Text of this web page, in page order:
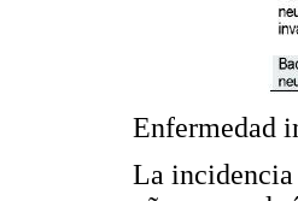
Enfermedad
La incidencia